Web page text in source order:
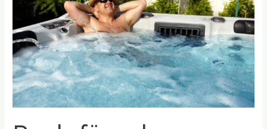
erklären
den
anhaltenden
Trend!